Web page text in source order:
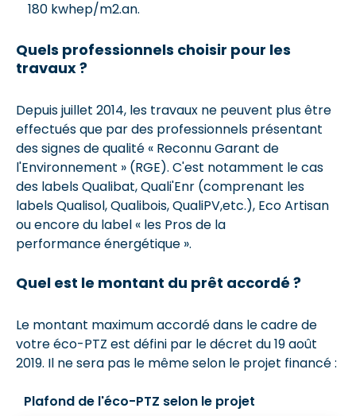
180 kwhep/m2.an.
Quels professionnels choisir pour les
travaux ?
Depuis juillet 2014, les travaux ne peuvent plus être
effectués que par des professionnels présentant
des signes de qualité « Reconnu Garant de
l'Environnement » (RGE). C'est notamment le cas
des labels Qualibat, Quali'Enr (comprenant les
labels Qualisol, Qualibois, QualiPV,etc.), Eco Artisan
ou encore du label « les Pros de la
performance énergétique ».
Quel est le montant du prêt accordé ?
Le montant maximum accordé dans le cadre de
votre éco-PTZ est défini par le décret du 19 août
2019. Il ne sera pas le même selon le projet financé :
Plafond de l'éco-PTZ selon le projet